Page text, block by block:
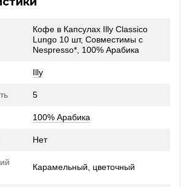
Кофе в Капсулах Illy Classico
Lungo 10 шт, Совместимы с
Nespresso*, 100% Арабика
Illy
5
100% Арабика
Нет
Карамельный, цветочный